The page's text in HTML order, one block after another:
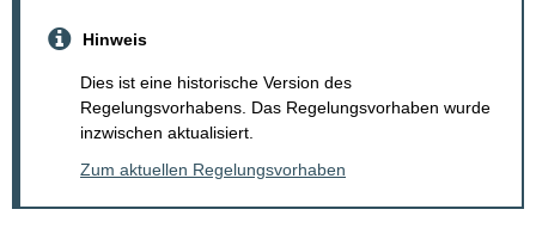
Hinweis
Dies ist eine historische Version des
Regelungsvorhabens. Das Regelungsvorhaben wurde
inzwischen aktualisiert.
Zum aktuellen Regelungsvorhaben